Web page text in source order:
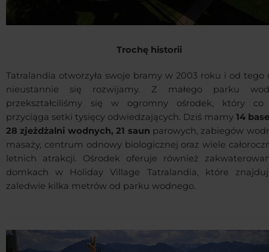
Trochę historii
Tatralandia otworzyła swoje bramy w 2003 roku i od tego
nieustannie się rozwijamy. Z małego parku
przekształciliśmy się w ogromny ośrodek, który co
przyciąga setki tysięcy odwiedzających. Dziś mamy 14
28 zjeżdżalni wodnych, 21 saun parowych, zabiegów
masaży, centrum odnowy biologicznej oraz wiele
letnich atrakcji. Ośrodek oferuje również
domkach w Holiday Village Tatralandia, które
zaledwie kilka metrów od parku wodnego.